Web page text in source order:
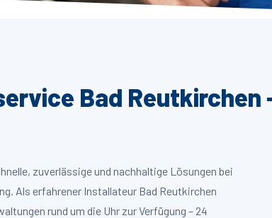
Bad Reutkirchen
zuverlässige und nachhaltige Lösungen bei
Als erfahrener Installateur Bad Reutkirchen
rund um die Uhr zur Verfügung – 24